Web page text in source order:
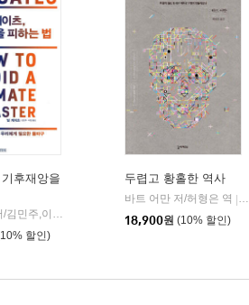
후재앙을
빌 게이츠 저/김민주,이엽 공역
김영사
할인)
두렵고 황홀한 역사
바트 어만 저/허형은 역
18,900원 (10% 할인)